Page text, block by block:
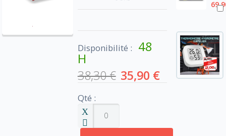
Disponibilité : 48
H
38,30 € 35,90 €
Qté :